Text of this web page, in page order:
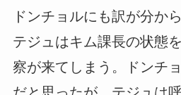
ドンチョルにも訳が分か
テジュはキム課長の状態
察が来てしまう。ドンチ